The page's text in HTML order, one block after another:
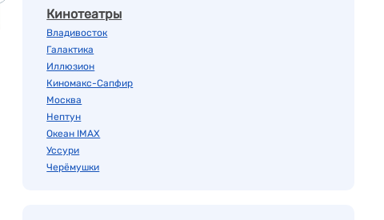
Кинотеатры
Владивосток
Галактика
Иллюзион
Киномакс-Сапфир
Москва
Нептун
Океан IMAX
Уссури
Черёмушки